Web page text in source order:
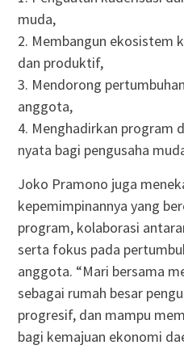
muda,
2. Membangun ekosistem
dan produktif,
3. Mendorong
anggota,
4. Menghadirkan program
nyata bagi pengusaha
Joko Pramono juga
kepemimpinannya yang
program, kolaborasi
serta fokus pada
anggota. “Mari bersama
sebagai rumah besar
progresif, dan mampu
bagi kemajuan ekonomi